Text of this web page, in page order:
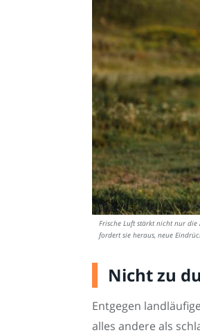
Frische Luft stärkt nicht nur die
fordert sie heraus, neue
Nicht zu
Entgegen
alles andere als